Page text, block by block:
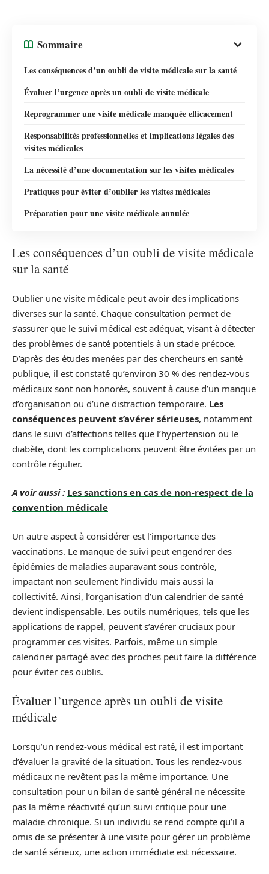
Sommaire
Les conséquences d’un oubli de visite médicale sur la santé
Évaluer l’urgence après un oubli de visite médicale
Reprogrammer une visite médicale manquée efficacement
Responsabilités professionnelles et implications légales des
visites médicales
La nécessité d’une documentation sur les visites médicales
Pratiques pour éviter d’oublier les visites médicales
Préparation pour une visite médicale annulée
Les conséquences d’un oubli de visite médicale
sur la santé
Oublier une visite médicale peut avoir des implications
diverses sur la santé. Chaque consultation permet de
s’assurer que le suivi médical est adéquat, visant à détecter
des problèmes de santé potentiels à un stade précoce.
D’après des études menées par des chercheurs en santé
publique, il est constaté qu’environ 30 % des rendez-vous
médicaux sont non honorés, souvent à cause d’un manque
d’organisation ou d’une distraction temporaire. Les
conséquences peuvent s’avérer sérieuses, notamment
dans le suivi d’affections telles que l’hypertension ou le
diabète, dont les complications peuvent être évitées par un
contrôle régulier.
A voir aussi : Les sanctions en cas de non-respect de la
convention médicale
Un autre aspect à considérer est l’importance des
vaccinations. Le manque de suivi peut engendrer des
épidémies de maladies auparavant sous contrôle,
impactant non seulement l’individu mais aussi la
collectivité. Ainsi, l’organisation d’un calendrier de santé
devient indispensable. Les outils numériques, tels que les
applications de rappel, peuvent s’avérer cruciaux pour
programmer ces visites. Parfois, même un simple
calendrier partagé avec des proches peut faire la différence
pour éviter ces oublis.
Évaluer l’urgence après un oubli de visite
médicale
Lorsqu’un rendez-vous médical est raté, il est important
d’évaluer la gravité de la situation. Tous les rendez-vous
médicaux ne revêtent pas la même importance. Une
consultation pour un bilan de santé général ne nécessite
pas la même réactivité qu’un suivi critique pour une
maladie chronique. Si un individu se rend compte qu’il a
omis de se présenter à une visite pour gérer un problème
de santé sérieux, une action immédiate est nécessaire.